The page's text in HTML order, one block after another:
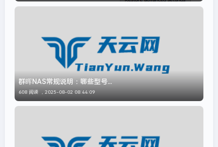
群晖NAS常规说明：哪些型号...
608 阅读 ， 2025-08-02 08:44:09